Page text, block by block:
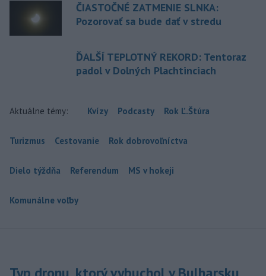
ČIASTOČNÉ ZATMENIE SLNKA:
Pozorovať sa bude dať v stredu
ĎALŠÍ TEPLOTNÝ REKORD: Tentoraz
padol v Dolných Plachtinciach
Aktuálne témy: Kvízy Podcasty Rok Ľ.Štúra
Turizmus Cestovanie Rok dobrovoľníctva
Dielo týždňa Referendum MS v hokeji
Komunálne voľby